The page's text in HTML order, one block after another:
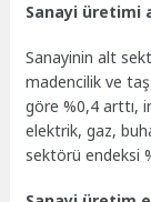
Sanayi üretimi
Sanayinin alt
madencilik ve
göre %0,4 arttı,
elektrik, gaz,
sektörü endeksi